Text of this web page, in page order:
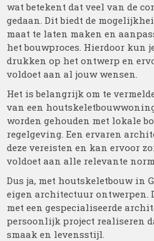
wat betekent dat veel van de
gedaan. Dit biedt de
maat te laten maken en
het bouwproces. Hierdoor kun
drukken op het ontwerp en
voldoet aan al jouw wensen.
Het is belangrijk om te
van een
worden gehouden met lokale
regelgeving. Een ervaren
deze vereisten en kan ervoor
voldoet aan alle relevante
Dus ja, met houtskeletbouw in
eigen architectuur ontwerpen.
met een gespecialiseerde
persoonlijk project realiseren
smaak en levensstijl.